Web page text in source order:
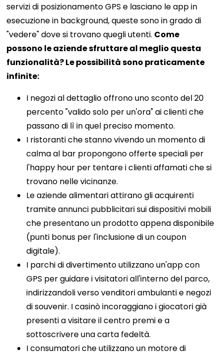
servizi di posizionamento GPS e lasciano le app in
esecuzione in background, queste sono in grado di
"vedere" dove si trovano quegli utenti. Come
possono le aziende sfruttare al meglio questa
funzionalità? Le possibilità sono praticamente
infinite:
I negozi al dettaglio offrono uno sconto del 20
percento "valido solo per un'ora" ai clienti che
passano di lì in quel preciso momento.
I ristoranti che stanno vivendo un momento di
calma al bar propongono offerte speciali per
l'happy hour per tentare i clienti affamati che si
trovano nelle vicinanze.
Le aziende alimentari attirano gli acquirenti
tramite annunci pubblicitari sui dispositivi mobili
che presentano un prodotto appena disponibile
(punti bonus per l'inclusione di un coupon
digitale).
I parchi di divertimento utilizzano un'app con
GPS per guidare i visitatori all'interno del parco,
indirizzandoli verso venditori ambulanti e negozi
di souvenir. I casinò incoraggiano i giocatori già
presenti a visitare il centro premi e a
sottoscrivere una carta fedeltà.
I consumatori che utilizzano un motore di